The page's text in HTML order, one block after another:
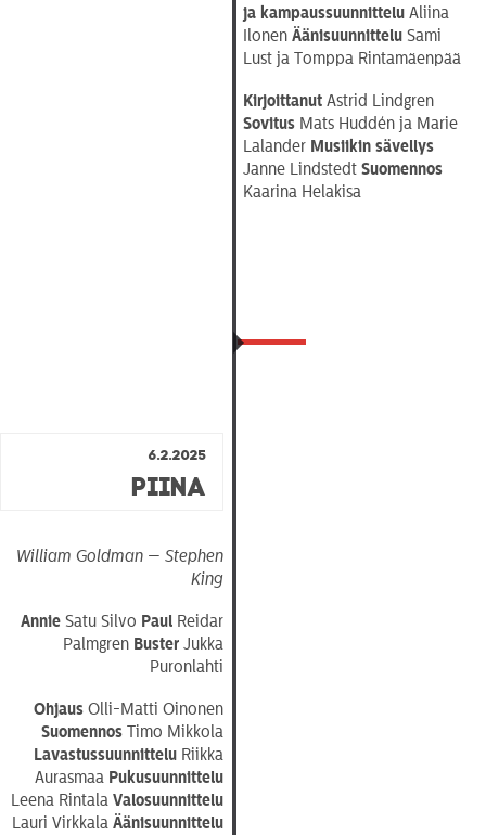
ja kampaussuunnittelu Aliina
Ilonen Äänisuunnittelu Sami
Lust ja Tomppa Rintamäenpää
Kirjoittanut Astrid Lindgren
Sovitus Mats Huddén ja Marie
Lalander Musiikin sävellys
Janne Lindstedt Suomennos
Kaarina Helakisa
6.2.2025
Piina
William Goldman — Stephen
King
Annie Satu Silvo Paul Reidar
Palmgren BusterJukka
Puronlahti
Ohjaus Olli-Matti Oinonen
Suomennos Timo Mikkola
Lavastussuunnittelu Riikka
Aurasmaa Pukusuunnittelu
Leena RintalaValosuunnittelu
Lauri VirkkalaÄänisuunnittelu